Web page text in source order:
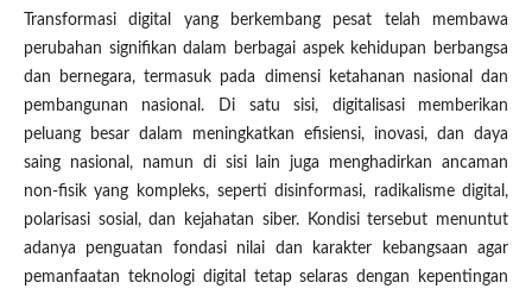
Transformasi digital yang berkembang pesat telah membawa
perubahan signifikan dalam berbagai aspek kehidupan berbangsa
dan bernegara, termasuk pada dimensi ketahanan nasional dan
pembangunan nasional. Di satu sisi, digitalisasi memberikan
peluang besar dalam meningkatkan efisiensi, inovasi, dan daya
saing nasional, namun di sisi lain juga menghadirkan ancaman
non-fisik yang kompleks, seperti disinformasi, radikalisme digital,
polarisasi sosial, dan kejahatan siber. Kondisi tersebut menuntut
adanya penguatan fondasi nilai dan karakter kebangsaan agar
pemanfaatan teknologi digital tetap selaras dengan kepentingan